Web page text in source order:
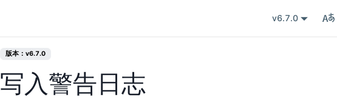
v6.7.0
版本：v6.7.0
写入警告日志